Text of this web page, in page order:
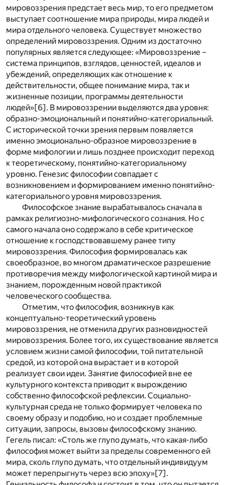
мировоззрения предстает весь мир, то его предметом
выступает соотношение мира природы, мира людей и
мира отдельного человека. Существует множество
определений мировоззрения. Одним из достаточно
популярных является следующее: «Мировоззрение –
система принципов, взглядов, ценностей, идеалов и
убеждений, определяющих как отношение к
действительности, общее понимание мира, так и
жизненные позиции, программы деятельности
людей»[6] . В мировоззрении выделяются два уровня:
образно-эмоциональный и понятийно-категориальный.
С исторической точки зрения первым появляется
именно эмоционально-образное мировоззрение в
форме мифологии и лишь позднее происходит переход
к теоретическому, понятийно-категориальному
уровню. Генезис философии совпадает с
возникновением и формированием именно понятийно-
категориального уровня мировоззрения.
Философское знание вырабатывалось сначала в
рамках религиозно-мифологического сознания. Но с
самого начала оно содержало в себе критическое
отношение к господствовавшему ранее типу
мировоззрения. Философия формировалась как
своеобразное, во многом драматическое разрешение
противоречия между мифологической картиной мира и
знанием, порожденным новой практикой
человеческого сообщества.
Отметим, что философия, возникнув как
концептуально-теоретический уровень
мировоззрения, не отменила других разновидностей
мировоззрения. Более того, их существование является
условием жизни самой философии, той питательной
средой, из которой она вырастает и в которой
реализует свои идеи. Занятие философией вне ее
культурного контекста приводит к вырождению
собственно философской рефлексии. Социально-
культурная среда не только формирует человека по
своему образу и подобию, но и создает проблемные
ситуации, запросы, вызовы философскому знанию.
Гегель писал: «Столь же глупо думать, что какая-либо
философия может выйти за пределы современного ей
мира, сколь глупо думать, что отдельный индивидуум
может перепрыгнуть через всю эпоху»[7] .